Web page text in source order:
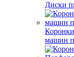
Диски
машин